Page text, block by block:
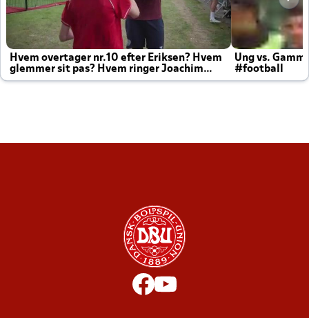
Hvem overtager nr.10 efter Eriksen? Hvem
glemmer sit pas? Hvem ringer Joachim
altid til efter kampe?
Ung vs.
#football